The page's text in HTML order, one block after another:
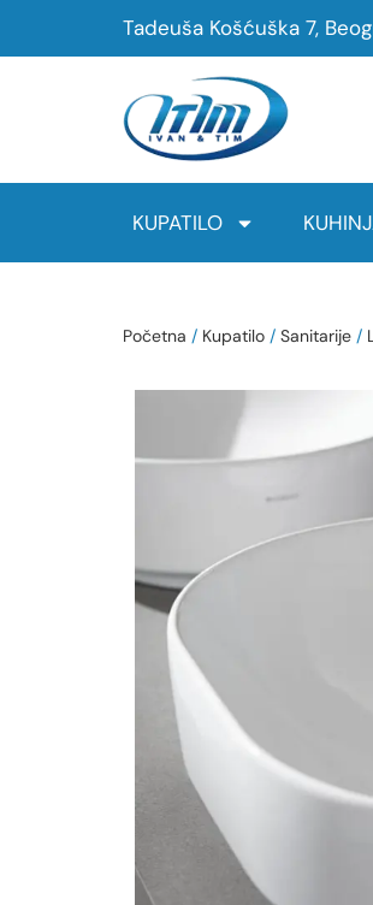
Tadeuša Košćuška 7,
KUPATILO
Početna / Kupatilo / Sanitarije /